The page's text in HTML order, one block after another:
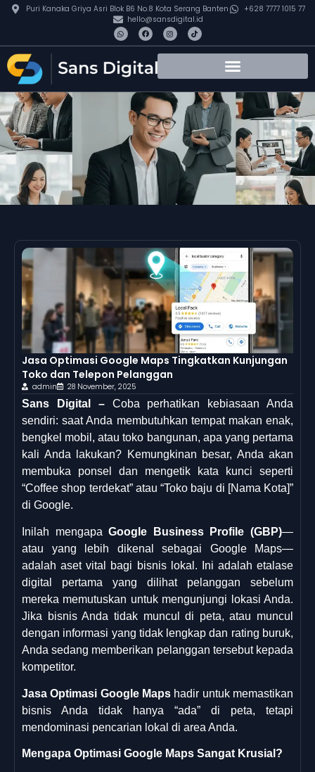
Puri Kanaka Griya Asri Blok B6 No.8 Kota Serang Banten
+628 7777 1015 77
hello@sansdigital.id
Jasa Optimasi Google Maps Tingkatkan Kunjungan
Toko dan Telepon Pelanggan
admin 28 November, 2025
Sans Digital – Coba perhatikan kebiasaan Anda
sendiri: saat Anda membutuhkan tempat makan enak,
bengkel mobil, atau toko bangunan, apa yang pertama
kali Anda lakukan? Kemungkinan besar, Anda akan
membuka ponsel dan mengetik kata kunci seperti
“Coffee shop terdekat” atau “Toko baju di [Nama Kota]”
di Google.
Inilah mengapaGoogle Business Profile (GBP)—
atau yang lebih dikenal sebagai Google Maps—
adalah aset vital bagi bisnis lokal. Ini adalah etalase
digital pertama yang dilihat pelanggan sebelum
mereka memutuskan untuk mengunjungi lokasi Anda.
Jika bisnis Anda tidak muncul di peta, atau muncul
dengan informasi yang tidak lengkap dan rating buruk,
Anda sedang memberikan pelanggan tersebut kepada
kompetitor.
Jasa Optimasi Google Maps hadir untuk memastikan
bisnis Anda tidak hanya “ada” di peta, tetapi
mendominasi pencarian lokal di area Anda.
Mengapa Optimasi Google Maps Sangat Krusial?